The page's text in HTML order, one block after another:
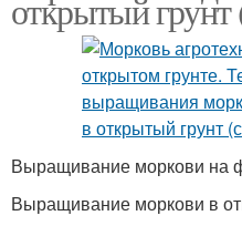
открытый грунт
Выращивание моркови на
Выращивание моркови в